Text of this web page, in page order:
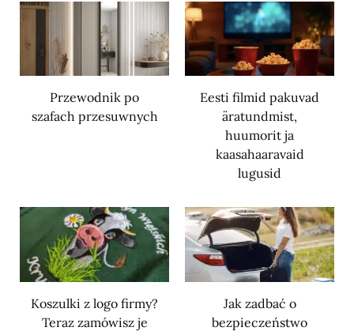
Przewodnik po
szafach przesuwnych
Eesti filmid pakuvad
äratundmist,
huumorit ja
kaasahaaravaid
lugusid
Koszulki z logo firmy?
Teraz zamówisz je
Jak zadbać o
bezpieczeństwo